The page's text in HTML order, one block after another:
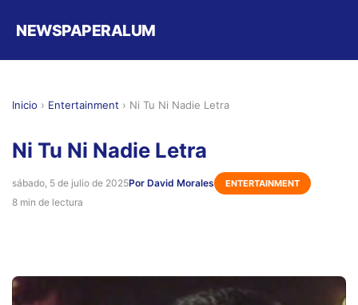
NEWSPAPERALUM
Inicio › Entertainment › Ni Tu Ni Nadie Letra
Ni Tu Ni Nadie Letra
sábado, 5 de julio de 2025Por David Morales ENTERTAINMENT
8 min de lectura